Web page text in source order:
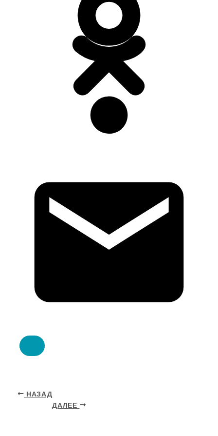
НАЗАД
ДАЛЕЕ